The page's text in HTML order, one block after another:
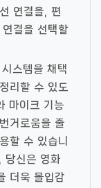
연결을, 편
결을 선택할
스템을 채택
리할 수 있도
마이크 기능
거로움을 줄
할 수 있습니
당신은 영화
더욱 몰입감